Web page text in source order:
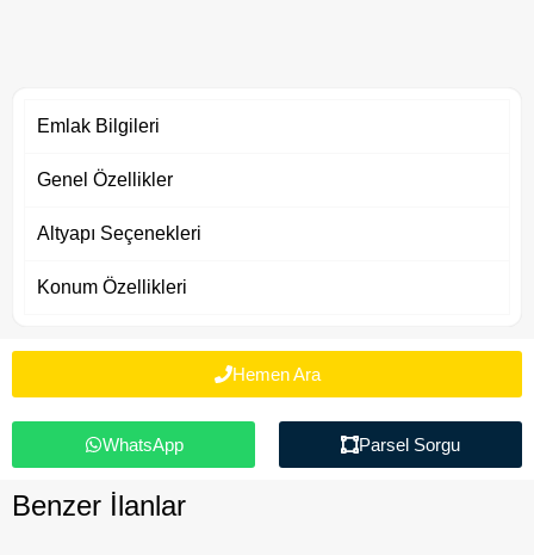
Emlak Bilgileri
Genel Özellikler
Altyapı Seçenekleri
Konum Özellikleri
Hemen Ara
WhatsApp Parsel Sorgu
Benzer İlanlar